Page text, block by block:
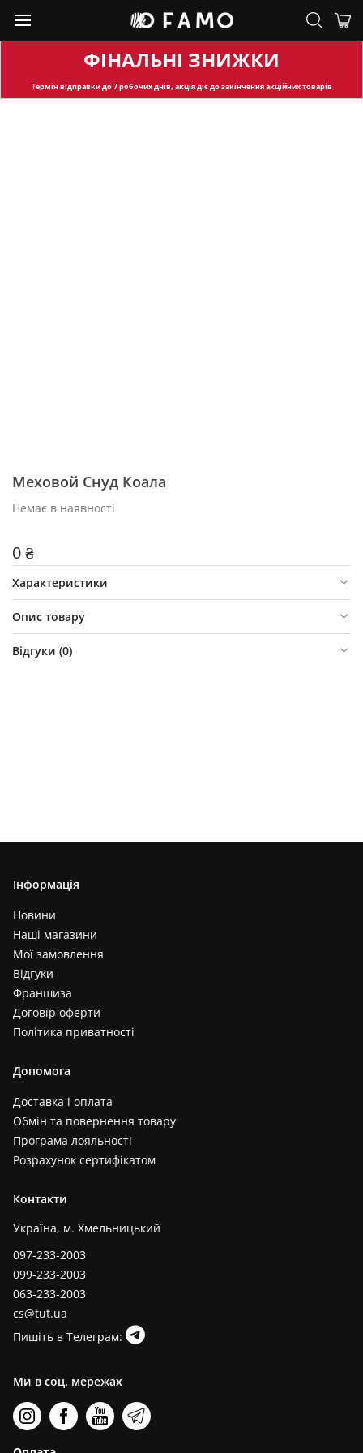
ФІНАЛЬНІ ЗНИЖКИ
Термін відправкидо 7 робочих днів, акція діє до закінчення акційних товарів
Меховой Снуд Коала
Немає в наявності
0 ₴
Характеристики
Опис товару
Відгуки (0)
Інформація
Новини
Наші магазини
Мої замовлення
Відгуки
Франшиза
Договір оферти
Політика приватності
Допомога
Доставка і оплата
Обмін та повернення товару
Програма лояльності
Розрахунок сертифікатом
Контакти
Україна, м. Хмельницький
097-233-2003
099-233-2003
063-233-2003
cs@tut.ua
Пишіть в Телеграм:
Ми в соц. мережах